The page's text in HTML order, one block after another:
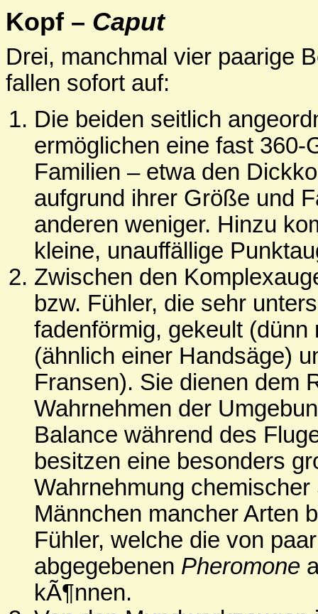
Kopf – Caput
Drei, manchmal vier paarige
fallen sofort auf:
Die beiden seitlich
ermöglichen eine fast 360-
Familien – etwa den
aufgrund ihrer Größe und
anderen weniger. Hinzu
kleine, unauffällige
Zwischen den
bzw. Fühler, die sehr
fadenförmig, gekeult
(ähnlich einer Handsäge)
Fransen). Sie dienen dem
Wahrnehmen der
Balance während des
besitzen eine besonders
Wahrnehmung
Männchen mancher Arten
Fühler, welche die von
abgegebenen Pheromone
kÃ¶nnen.